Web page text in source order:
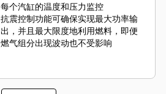
每个汽缸的温度和压力监控
抗震控制功能可确保实现最大功率输
出，并且最大限度地利用燃料，即便
燃气组分出现波动也不受影响